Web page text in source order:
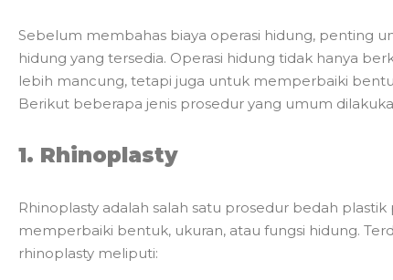
Sebelum membahas biaya operasi hidung, penting
hidung yang tersedia. Operasi hidung tidak hanya
lebih mancung, tetapi juga untuk memperbaiki
Berikut beberapa jenis prosedur yang umum
1. Rhinoplasty
Rhinoplasty adalah salah satu prosedur bedah
memperbaiki bentuk, ukuran, atau fungsi hidung.
rhinoplasty meliputi: